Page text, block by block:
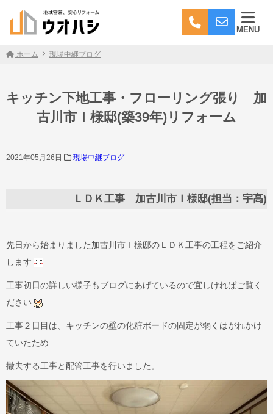
MENU
ホーム 現場中継ブログ
キッチン下地工事・フローリング張り 加
古川市Ｉ様邸(築39年)リフォーム
2021年05月26日 現場中継ブログ
ＬＤＫ工事 加古川市Ｉ様邸(担当：宇高)
先日から始まりました加古川市Ｉ様邸のＬＤＫ工事の工程をご紹介
します
工事初日の詳しい様子もブログにあげているので宜しければご覧く
ださい
工事２日目は、キッチンの壁の化粧ボードの固定が弱くはがれかけ
ていたため
撤去する工事と配管工事を行いました。